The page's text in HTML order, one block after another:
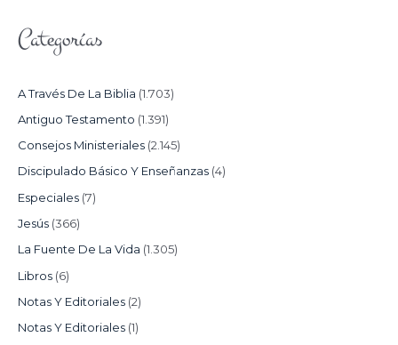
Categorías
A Través De La Biblia (1.703)
Antiguo Testamento (1.391)
Consejos Ministeriales (2.145)
Discipulado Básico Y Enseñanzas (4)
Especiales (7)
Jesús (366)
La Fuente De La Vida (1.305)
Libros (6)
Notas Y Editoriales (2)
Notas Y Editoriales (1)